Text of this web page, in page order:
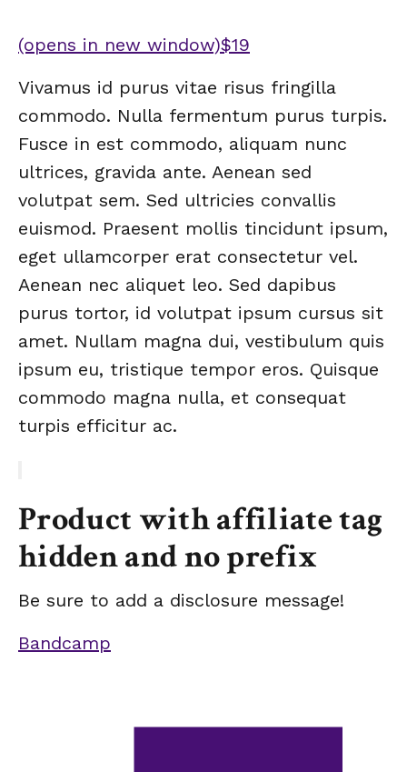
(opens in new window)$19
Vivamus id purus vitae risus fringilla
commodo. Nulla fermentum purus turpis.
Fusce in est commodo, aliquam nunc
ultrices, gravida ante. Aenean sed
volutpat sem. Sed ultricies convallis
euismod. Praesent mollis tincidunt ipsum,
eget ullamcorper erat consectetur vel.
Aenean nec aliquet leo. Sed dapibus
purus tortor, id volutpat ipsum cursus sit
amet. Nullam magna dui, vestibulum quis
ipsum eu, tristique tempor eros. Quisque
commodo magna nulla, et consequat
turpis efficitur ac.
Product with affiliate tag
hidden and no prefix
Be sure to add a disclosure message!
Bandcamp